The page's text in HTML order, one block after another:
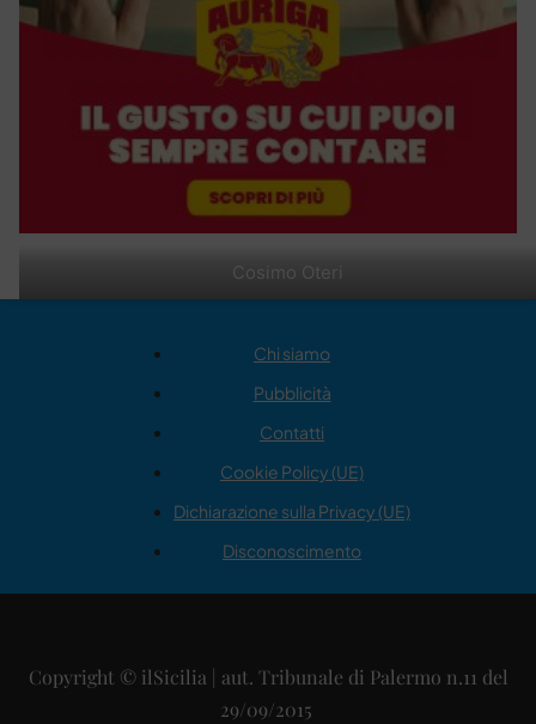
Cosimo Oteri
Chi siamo
Pubblicità
Contatti
Cookie Policy (UE)
Dichiarazione sulla Privacy (UE)
Disconoscimento
Copyright © ilSicilia | aut. Tribunale di Palermo n.11 del
29/09/2015